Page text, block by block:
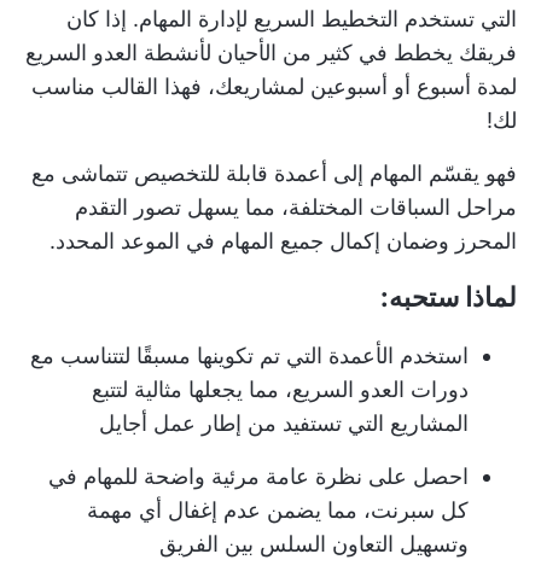
التي تستخدم التخطيط السريع لإدارة المهام. إذا كان
فريقك يخطط في كثير من الأحيان لأنشطة العدو السريع
لمدة أسبوع أو أسبوعين لمشاريعك، فهذا القالب مناسب
لك!
فهو يقسّم المهام إلى أعمدة قابلة للتخصيص تتماشى مع
مراحل السباقات المختلفة، مما يسهل تصور التقدم
المحرز وضمان إكمال جميع المهام في الموعد المحدد.
لماذا ستحبه:
استخدم الأعمدة التي تم تكوينها مسبقًا لتتناسب مع
دورات العدو السريع، مما يجعلها مثالية لتتبع
المشاريع التي تستفيد من إطار عمل أجايل
احصل على نظرة عامة مرئية واضحة للمهام في
كل سبرنت، مما يضمن عدم إغفال أي مهمة
وتسهيل التعاون السلس بين الفريق